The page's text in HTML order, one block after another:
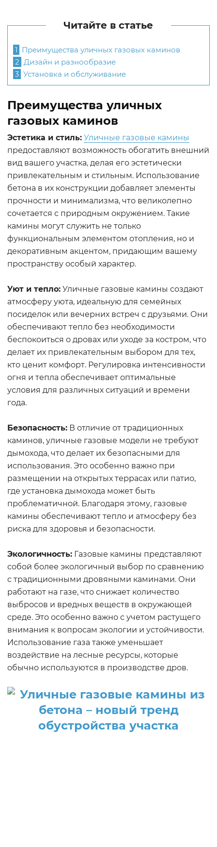
Читайте в статье
1 Преимущества уличных газовых каминов
2 Дизайн и разнообразие
3 Установка и обслуживание
Преимущества уличных
газовых каминов
Эстетика и стиль: Уличные газовые камины
предоставляют возможность обогатить внешний
вид вашего участка, делая его эстетически
привлекательным и стильным. Использование
бетона в их конструкции добавляет элементы
прочности и минимализма, что великолепно
сочетается с природным окружением. Такие
камины могут служить не только
функциональным элементом отопления, но и
декоративным акцентом, придающим вашему
пространству особый характер.
Уют и тепло: Уличные газовые камины создают
атмосферу уюта, идеальную для семейных
посиделок или вечерних встреч с друзьями. Они
обеспечивают тепло без необходимости
беспокоиться о дровах или уходе за костром, что
делает их привлекательным выбором для тех,
кто ценит комфорт. Регулировка интенсивности
огня и тепла обеспечивает оптимальные
условия для различных ситуаций и времени
года.
Безопасность: В отличие от традиционных
каминов, уличные газовые модели не требуют
дымохода, что делает их безопасными для
использования. Это особенно важно при
размещении на открытых террасах или патио,
где установка дымохода может быть
проблематичной. Благодаря этому, газовые
камины обеспечивают тепло и атмосферу без
риска для здоровья и безопасности.
Экологичность: Газовые камины представляют
собой более экологичный выбор по сравнению
с традиционными дровяными каминами. Они
работают на газе, что снижает количество
выбросов и вредных веществ в окружающей
среде. Это особенно важно с учетом растущего
внимания к вопросам экологии и устойчивости.
Использование газа также уменьшает
воздействие на лесные ресурсы, которые
обычно используются в производстве дров.